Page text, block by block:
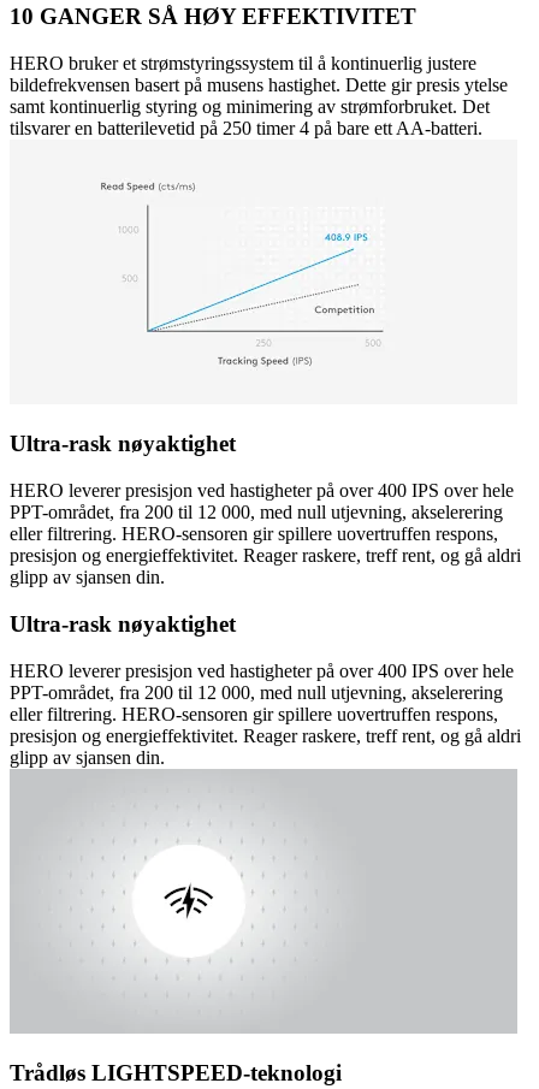
10 GANGER SÅ HØY EFFEKTIVITET
HERO bruker et strømstyringssystem til å kontinuerlig justere
bildefrekvensen basert på musens hastighet. Dette gir presis ytelse
samt kontinuerlig styring og minimering av strømforbruket. Det
tilsvarer en batterilevetid på 250 timer 4 på bare ett AA-batteri.
Ultra-rask nøyaktighet
HERO leverer presisjon ved hastigheter på over 400 IPS over hele
PPT-området, fra 200 til 12 000, med null utjevning, akselerering
eller filtrering. HERO-sensoren gir spillere uovertruffen respons,
presisjon og energieffektivitet. Reager raskere, treff rent, og gå aldri
glipp av sjansen din.
Ultra-rask nøyaktighet
HERO leverer presisjon ved hastigheter på over 400 IPS over hele
PPT-området, fra 200 til 12 000, med null utjevning, akselerering
eller filtrering. HERO-sensoren gir spillere uovertruffen respons,
presisjon og energieffektivitet. Reager raskere, treff rent, og gå aldri
glipp av sjansen din.
Trådløs LIGHTSPEED-teknologi